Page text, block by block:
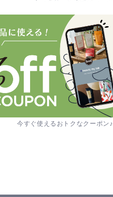
今すぐ使えるおトクなクーポン♪